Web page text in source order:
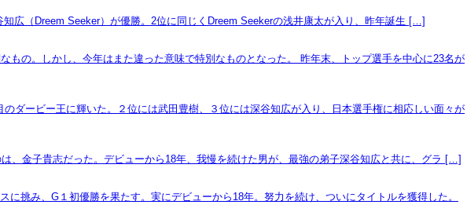
広（Dreem Seeker）が優勝。2位に同じくDreem Seekerの浅井康太が入り、昨年誕生 […]
の。しかし、今年はまた違った意味で特別なものとなった。 昨年末、トップ選手を中心に23名が
ダービー王に輝いた。２位には武田豊樹、３位には深谷知広が入り、日本選手権に相応しい面々が
、金子貴志だった。デビューから18年、我慢を続けた男が、最強の弟子深谷知広と共に、グラ […]
挑み、G１初優勝を果たす。実にデビューから18年。努力を続け、ついにタイトルを獲得した。